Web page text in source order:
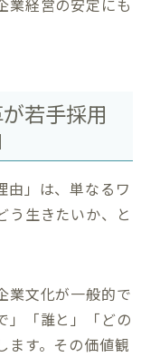
業経営の安定にも
若手採用
由」は、単なるワ
う生きたいか、と
業文化が一般的で
」「誰と」「どの
ます。その価値観